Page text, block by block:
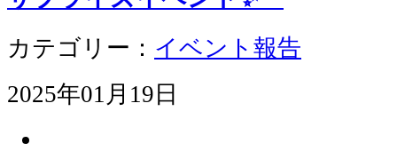
カテゴリー： イベント報告
2025年01月19日